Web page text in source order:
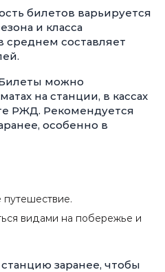
билетов варьируется
и класса
среднем составляет
можно
на станции, в кассах
РЖД. Рекомендуется
особенно в
видами на побережье и
заранее, чтобы